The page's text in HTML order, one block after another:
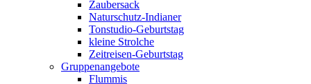
Zaubersack
Naturschutz-Indianer
Tonstudio-Geburtstag
kleine Strolche
Zeitreisen-Geburtstag
Gruppenangebote
Flummis